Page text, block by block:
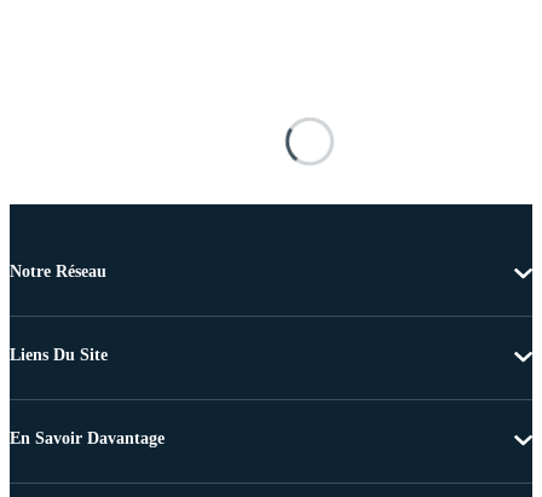
Notre Réseau
Liens Du Site
En Savoir Davantage